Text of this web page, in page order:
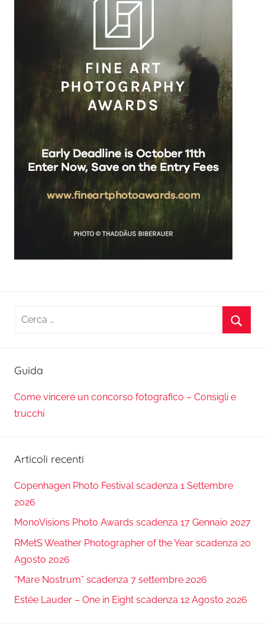
Ricerca
Guida
Come vincere un concorso fotografico – Consigli e
trucchi
Articoli recenti
Copenhagen Photo Festival scadenza 1 Settembre
2026
MonoVisions Photo Awards scadenza 17 Gennaio 2027
RMetS Weather Photographer of the Year scadenza 20
Agosto 2026
“Mare Nostrum” scadenza 7 settembre 2026
Estée Lauder – One in Eight scadenza 12 Agosto 2026